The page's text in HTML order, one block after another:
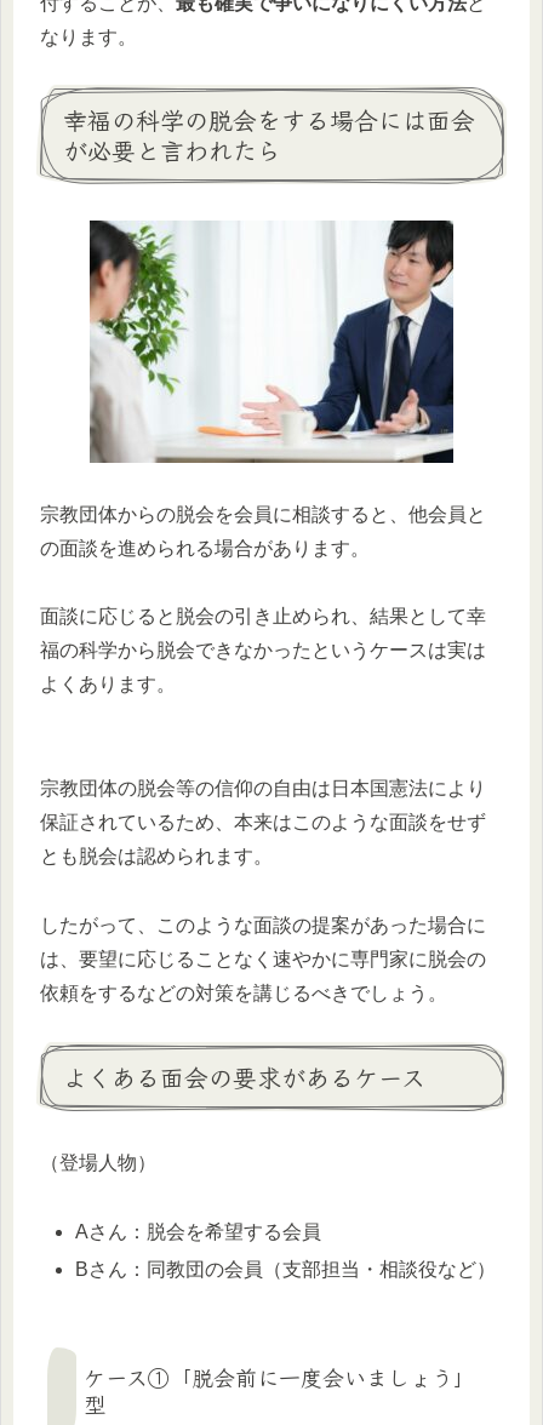
なります。
幸福の科学の脱会をする場合には面会
が必要と言われたら
宗教団体からの脱会を会員に相談すると、他会員と
の面談を進められる場合があります。
面談に応じると脱会の引き止められ、結果として幸
福の科学から脱会できなかったというケースは実は
よくあります。
宗教団体の脱会等の信仰の自由は日本国憲法により
保証されているため、本来はこのような面談をせず
とも脱会は認められます。
したがって、このような面談の提案があった場合に
は、要望に応じることなく速やかに専門家に脱会の
依頼をするなどの対策を講じるべきでしょう。
よくある面会の要求があるケース
（登場人物）
Aさん：脱会を希望する会員
Bさん：同教団の会員（支部担当・相談役など）
ケース①「脱会前に一度会いましょう」
型